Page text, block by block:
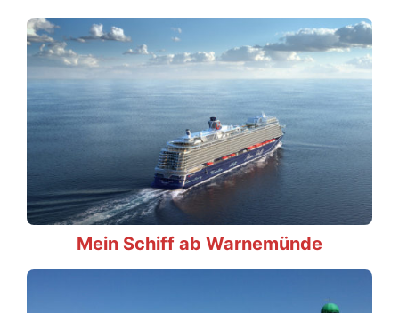
Mein Schiff ab Warnemünde